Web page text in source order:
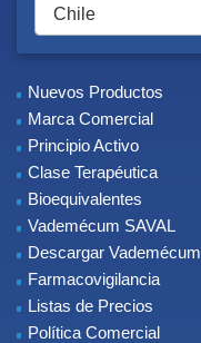
Nuevos Productos
Marca Comercial
Principio Activo
Clase Terapéutica
Bioequivalentes
Vademécum SAVAL
Descargar Vademécum
Farmacovigilancia
Listas de Precios
Política Comercial